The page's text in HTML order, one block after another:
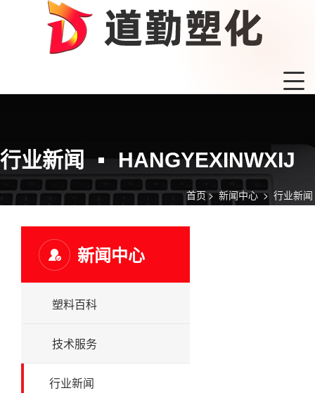
行业新闻 HANGYEXINWXIJ
首页 >新闻中心> 行业新闻
新闻中心
塑料百科
技术服务
行业新闻